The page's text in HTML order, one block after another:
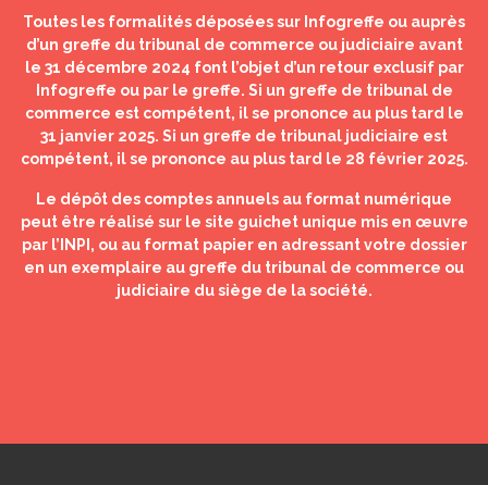
Toutes les formalités déposées sur Infogreffe ou auprès
d’un greffe du tribunal de commerce ou judiciaire avant
le 31 décembre 2024 font l’objet d’un retour exclusif par
Infogreffe ou par le greffe. Si un greffe de tribunal de
commerce est compétent, il se prononce au plus tard le
31 janvier 2025. Si un greffe de tribunal judiciaire est
compétent, il se prononce au plus tard le 28 février 2025.
Le dépôt des comptes annuels au format numérique
peut être réalisé sur le site guichet unique mis en œuvre
par l’INPI, ou au format papier en adressant votre dossier
en un exemplaire au greffe du tribunal de commerce ou
judiciaire du siège de la société.